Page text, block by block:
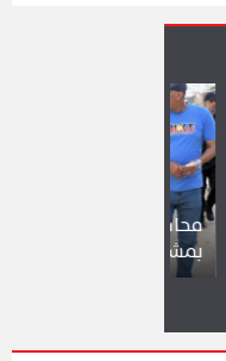
سير العمل
الجديد